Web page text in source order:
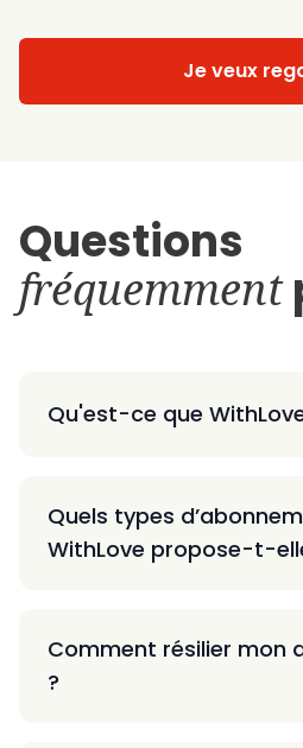
Je veux
Questions
fréquemment
Qu'est-ce que
Quels types
WithLove propose-t-
Comment résilier mon
?